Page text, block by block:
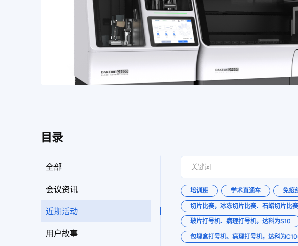
目录
全部
会议资讯
近期活动
用户故事
培训班 学术直通车 免疫
切片比赛，冰冻切片比赛、石蜡切片比赛
玻片打号机、病理打号机，达科为S10
包埋盒打号机、病理打号机，达科为